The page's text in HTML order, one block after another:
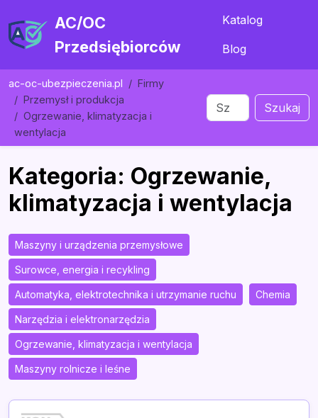
AC/OC
Przedsiębiorców
Katalog
Blog
ac-oc-ubezpieczenia.pl
Firmy
Przemysł i produkcja
Ogrzewanie, klimatyzacja i
wentylacja
Szukaj
Kategoria: Ogrzewanie,
klimatyzacja i wentylacja
Maszyny i urządzenia przemysłowe
Surowce, energia i recykling
Automatyka, elektrotechnika i utrzymanie ruchu Chemia
Narzędzia i elektronarzędzia
Ogrzewanie, klimatyzacja i wentylacja
Maszyny rolnicze i leśne